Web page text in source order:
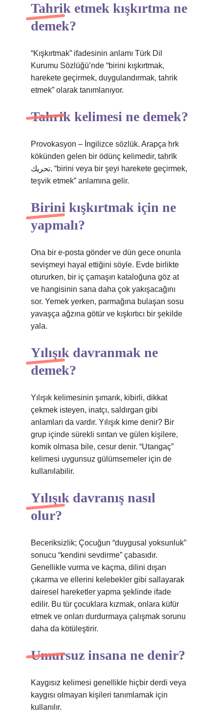
Tahrik etmek kışkırtma ne
demek?
“Kışkırtmak” ifadesinin anlamı Türk Dil
Kurumu Sözlüğü’nde “birini kışkırtmak,
harekete geçirmek, duygulandırmak, tahrik
etmek” olarak tanımlanıyor.
Tahrik kelimesi ne demek?
Provokasyon – İngilizce sözlük. Arapça ḥrk
kökünden gelen bir ödünç kelimedir, taḥrīk
تحريك, “birini veya bir şeyi harekete geçirmek,
teşvik etmek” anlamına gelir.
Birini kışkırtmak için ne
yapmalı?
Ona bir e-posta gönder ve dün gece onunla
sevişmeyi hayal ettiğini söyle. Evde birlikte
otururken, bir iç çamaşırı kataloğuna göz at
ve hangisinin sana daha çok yakışacağını
sor. Yemek yerken, parmağına bulaşan sosu
yavaşça ağzına götür ve kışkırtıcı bir şekilde
yala.
Yılışık davranmak ne
demek?
Yılışık kelimesinin şımarık, kibirli, dikkat
çekmek isteyen, inatçı, saldırgan gibi
anlamları da vardır. Yılışık kime denir? Bir
grup içinde sürekli sırıtan ve gülen kişilere,
komik olmasa bile, cesur denir. “Utangaç”
kelimesi uygunsuz gülümsemeler için de
kullanılabilir.
Yılışık davranış nasıl
olur?
Beceriksizlik; Çocuğun “duygusal yoksunluk”
sonucu “kendini sevdirme” çabasıdır.
Genellikle vurma ve kaçma, dilini dışarı
çıkarma ve ellerini kelebekler gibi sallayarak
dairesel hareketler yapma şeklinde ifade
edilir. Bu tür çocuklara kızmak, onlara küfür
etmek ve onları durdurmaya çalışmak sorunu
daha da kötüleştirir.
Umursuz insana ne denir?
Kaygısız kelimesi genellikle hiçbir derdi veya
kaygısı olmayan kişileri tanımlamak için
kullanılır.